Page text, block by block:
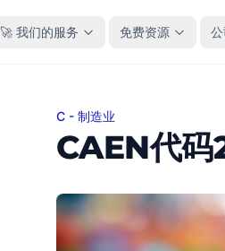
🚀 我们的服务 免费资源 公
CAEN代码2053：精油制造
C - 制造业
CAEN代码